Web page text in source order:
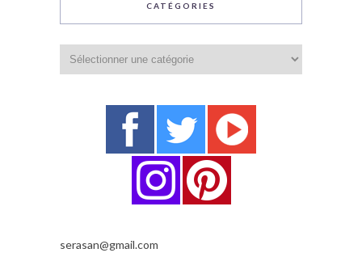
CATÉGORIES
serasan@gmail.com